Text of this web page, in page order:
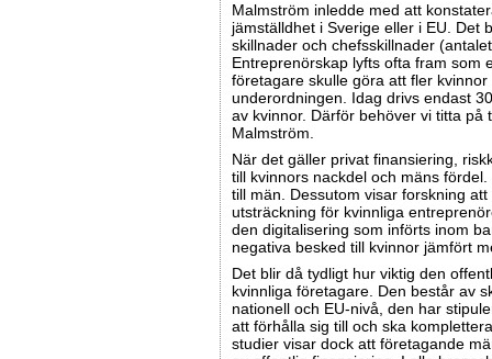
Malmström inledde med att
jämställdhet i Sverige eller i EU. Det
skillnader och chefsskillnader
Entreprenörskap lyfts ofta fram som
företagare skulle göra att fler
underordningen. Idag drivs endast
av kvinnor. Därför behöver vi titta på
Malmström.
När det gäller privat finansiering,
till kvinnors nackdel och mäns
till män. Dessutom visar forskning
utsträckning för kvinnliga
den digitalisering som införts inom
negativa besked till kvinnor jämfört
Det blir då tydligt hur viktig den
kvinnliga företagare. Den består av
nationell och EU-nivå, den har
att förhålla sig till och ska
studier visar dock att företagande